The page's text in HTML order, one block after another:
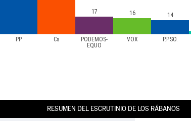
PP Cs
PODEMOS-
EQUO
VOX P.P.SO.
17 16
14
RESUMEN DEL ESCRUTINIO DE LOS RÁBANOS